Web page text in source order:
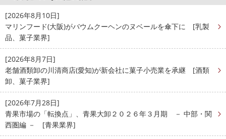
[2026年8月10日]
マリンフード(大阪)がバウムクーヘンのヌベールを傘下に [乳製
品、菓子業界]
[2026年8月7日]
老舗酒類卸の川清商店(愛知)が新会社に菓子小売業を承継 [酒類
卸、菓子業界]
[2026年7月28日]
青果市場の「転換点」、青果大卸２０２６年３月期 － 中部・関
西圏編 － [青果業界]